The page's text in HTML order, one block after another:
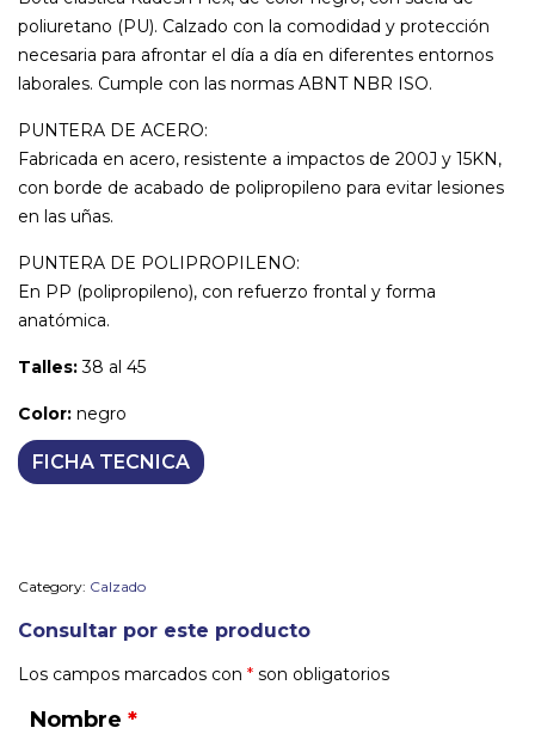
poliuretano (PU). Calzado con la comodidad y protección
necesaria para afrontar el día a día en diferentes entornos
laborales. Cumple con las normas ABNT NBR ISO.
PUNTERA DE ACERO:
Fabricada en acero, resistente a impactos de 200J y 15KN,
con borde de acabado de polipropileno para evitar lesiones
en las uñas.
PUNTERA DE POLIPROPILENO:
En PP (polipropileno), con refuerzo frontal y forma
anatómica.
Talles:38 al 45
Color: negro
FICHA TECNICA
Category: Calzado
Consultar por este producto
Los campos marcados con * son obligatorios
Nombre *